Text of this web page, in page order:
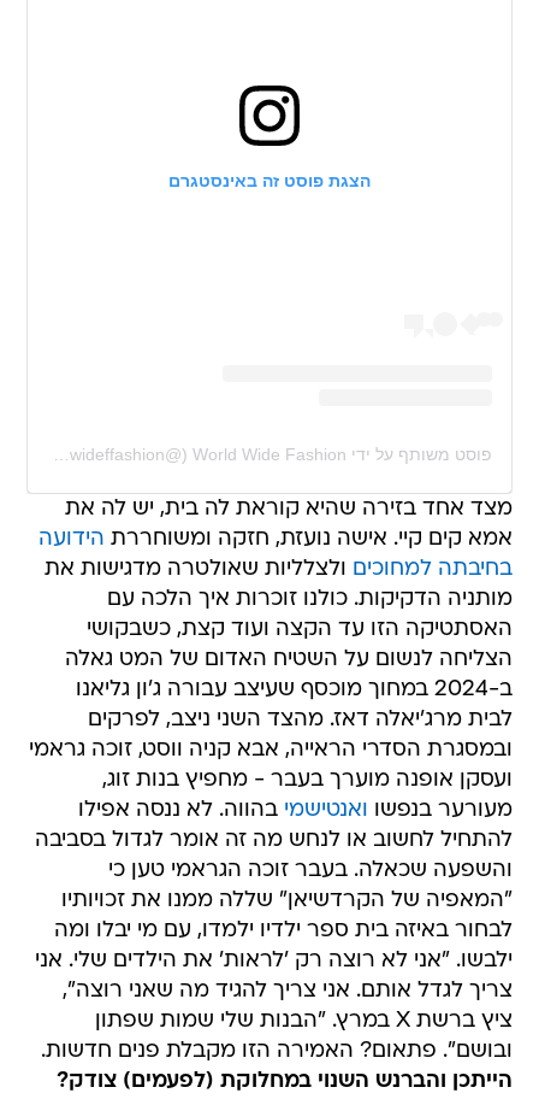
הצגת פוסט זה באינסטגרם
פוסט משותף על ידי ‏‎World Wide Fashion‎‏ (@‏‎wworldwwideffashion‎‏)
מצד אחד בזירה שהיא קוראת לה בית, יש לה את
אמא קים קיי. אישה נועזת, חזקה ומשוחררת הידועה
בחיבתה למחוכים ולצלליות שאולטרה מדגישות את
מותניה הדקיקות. כולנו זוכרות איך הלכה עם
האסתטיקה הזו עד הקצה ועוד קצת, כשבקושי
הצליחה לנשום על השטיח האדום של המט גאלה
ב-2024 במחוך מוכסף שעיצב עבורה ג'ון גליאנו
לבית מרג'יאלה דאז. מהצד השני ניצב, לפרקים
ובמסגרת הסדרי הראייה, אבא קניה ווסט, זוכה גראמי
ועסקן אופנה מוערך בעבר - מחפיץ בנות זוג,
מעורער בנפשו ואנטישמי בהווה. לא ננסה אפילו
להתחיל לחשוב או לנחש מה זה אומר לגדול בסביבה
והשפעה שכאלה. בעבר זוכה הגראמי טען כי
"המאפיה של הקרדשיאן" שללה ממנו את זכויותיו
לבחור באיזה בית ספר ילדיו ילמדו, עם מי יבלו ומה
ילבשו. "אני לא רוצה רק 'לראות' את הילדים שלי. אני
צריך לגדל אותם. אני צריך להגיד מה שאני רוצה",
ציץ ברשת X במרץ. "הבנות שלי שמות שפתון
ובושם". פתאום? האמירה הזו מקבלת פנים חדשות.
הייתכן והברנש השנוי במחלוקת (לפעמים) צודק?